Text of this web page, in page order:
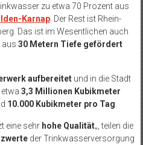
zu etwa 70 Prozent aus
Karnap. Der Rest ist Rhein-
Das ist im Wesentlichen auch
aus 30 Metern Tiefe gefördert
aufbereitetund in die Stadt
3,3 Millionen Kubikmeter
10.000 Kubikmeter pro Tag
eine sehr hohe Qualität„, teilen die
der Trinkwasserversorgung